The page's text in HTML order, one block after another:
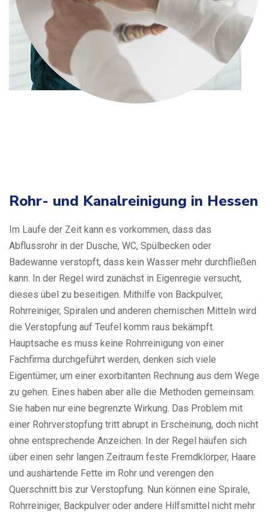
Rohr- und Kanalreinigung in Hessen
Im Laufe der Zeit kann es vorkommen, dass das
Abflussrohr in der Dusche, WC, Spülbecken oder
Badewanne verstopft, dass kein Wasser mehr durchfließen
kann. In der Regel wird zunächst in Eigenregie versucht,
dieses übel zu beseitigen. Mithilfe von Backpulver,
Rohrreiniger, Spiralen und anderen chemischen Mitteln wird
die Verstopfung auf Teufel komm raus bekämpft.
Hauptsache es muss keine Rohrreinigung von einer
Fachfirma durchgeführt werden, denken sich viele
Eigentümer, um einer exorbitanten Rechnung aus dem Wege
zu gehen. Eines haben aber alle die Methoden gemeinsam.
Sie haben nur eine begrenzte Wirkung. Das Problem mit
einer Rohrverstopfung tritt abrupt in Erscheinung, doch nicht
ohne entsprechende Anzeichen. In der Regel häufen sich
über einen sehr langen Zeitraum feste Fremdklörper, Haare
und aushärtende Fette im Rohr und verengen den
Querschnitt bis zur Verstopfung. Nun können eine Spirale,
Rohrreiniger, Backpulver oder andere Hilfsmittel nicht mehr